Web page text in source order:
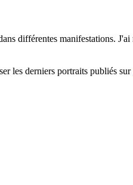
différentes manifestations.
les derniers portraits publiés sur